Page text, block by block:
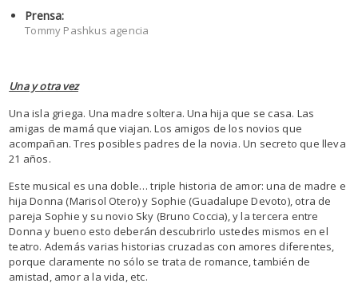
Prensa:
Tommy Pashkus agencia
Una y otra vez
Una isla griega. Una madre soltera. Una hija que se casa. Las
amigas de mamá que viajan. Los amigos de los novios que
acompañan. Tres posibles padres de la novia. Un secreto que lleva
21 años.
Este musical es una doble… triple historia de amor: una de madre e
hija Donna (Marisol Otero) y Sophie (Guadalupe Devoto), otra de
pareja Sophie y su novio Sky (Bruno Coccia), y la tercera entre
Donna y bueno esto deberán descubrirlo ustedes mismos en el
teatro. Además varias historias cruzadas con amores diferentes,
porque claramente no sólo se trata de romance, también de
amistad, amor a la vida, etc.